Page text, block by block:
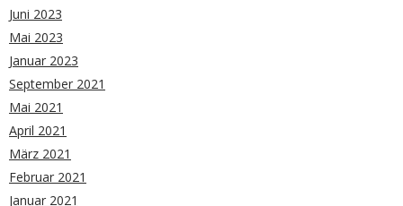
Juni 2023
Mai 2023
Januar 2023
September 2021
Mai 2021
April 2021
März 2021
Februar 2021
Januar 2021